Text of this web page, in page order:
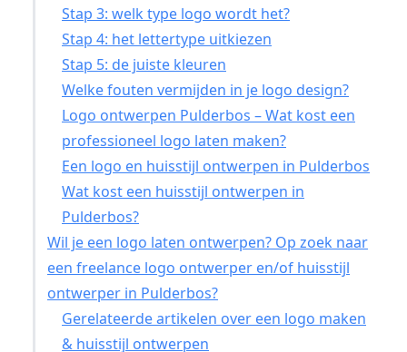
Stap 3: welk type logo wordt het?
Stap 4: het lettertype uitkiezen
Stap 5: de juiste kleuren
Welke fouten vermijden in je logo design?
Logo ontwerpen Pulderbos – Wat kost een
professioneel logo laten maken?
Een logo en huisstijl ontwerpen in Pulderbos
Wat kost een huisstijl ontwerpen in
Pulderbos?
Wil je een logo laten ontwerpen? Op zoek naar
een freelance logo ontwerper en/of huisstijl
ontwerper in Pulderbos?
Gerelateerde artikelen over een logo maken
& huisstijl ontwerpen